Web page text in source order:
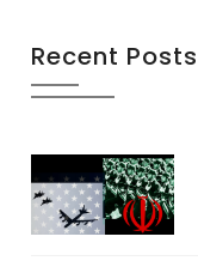
Recent Posts